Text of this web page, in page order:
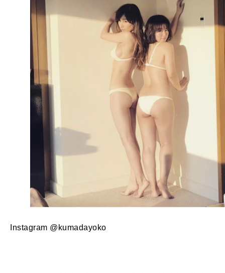
Instagram @kumadayoko